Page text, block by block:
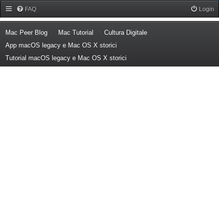
FAQ Login
Mac Peer Blog(Opens a new tab)
Mac Tutorial (Opens a new tab)
Cultura Digitale(Opens a new tab)
App macOS legacy e Mac OS X storici
Tutorial macOS legacy e Mac OS X storici